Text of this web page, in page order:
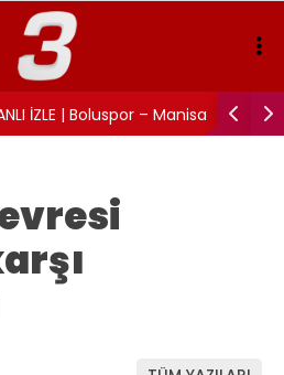
| Boluspor – Manisa FK
ve izleme linki
Aslı